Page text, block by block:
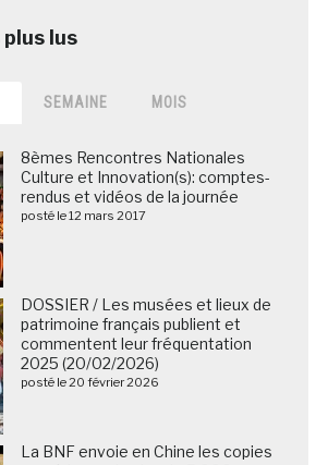
SEMAINE MOIS
8èmes Rencontres Nationales
Culture et Innovation(s): comptes-
rendus et vidéos de la journée
posté le 12 mars 2017
DOSSIER / Les musées et lieux de
patrimoine français publient et
commentent leur fréquentation
2025 (20/02/2026)
posté le 20 février 2026
La BNF envoie en Chine les copies